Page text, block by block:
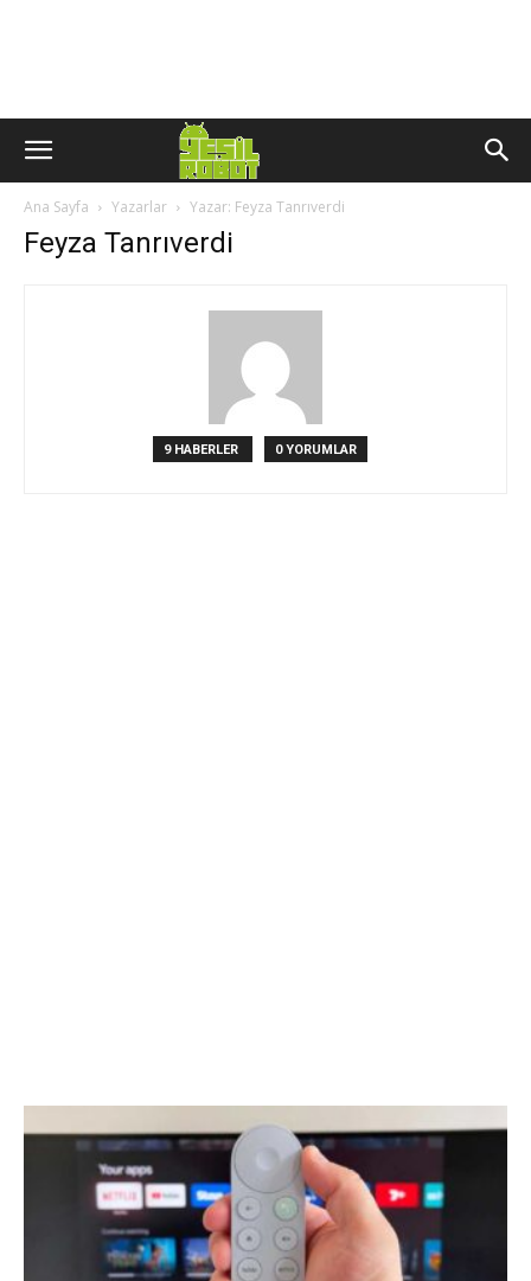
Ana Sayfa Yazarlar Yazar: Feyza Tanrıverdi
Feyza Tanrıverdi
9 HABERLER 0 YORUMLAR